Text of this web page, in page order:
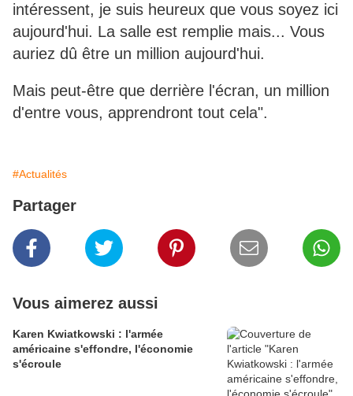
intéressent, je suis heureux que vous soyez ici
aujourd'hui. La salle est remplie mais... Vous
auriez dû être un million aujourd'hui.
Mais peut-être que derrière l'écran, un million
d'entre vous, apprendront tout cela".
#Actualités
Partager
Vous aimerez aussi
Karen Kwiatkowski : l'armée
américaine s'effondre, l'économie
s'écroule